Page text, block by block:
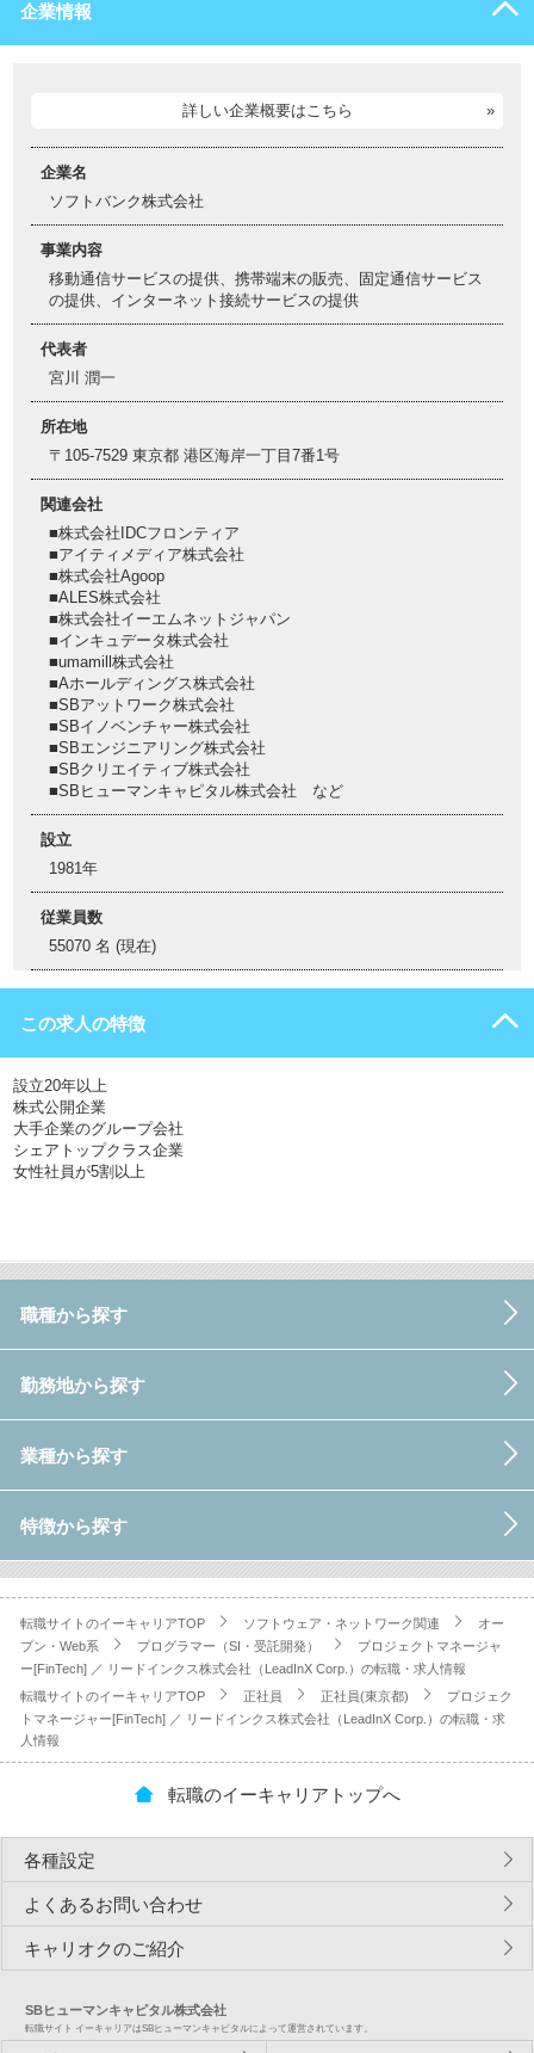
企業情報
詳しい企業概要はこちら
企業名
ソフトバンク株式会社
事業内容
移動通信サービスの提供、携帯端末の販売、固定通信サービス
の提供、インターネット接続サービスの提供
代表者
宮川 潤一
所在地
〒105-7529 東京都 港区海岸一丁目7番1号
関連会社
■株式会社IDCフロンティア
■アイティメディア株式会社
■株式会社Agoop
■ALES株式会社
■株式会社イーエムネットジャパン
■インキュデータ株式会社
■umamill株式会社
■Aホールディングス株式会社
■SBアットワーク株式会社
■SBイノベンチャー株式会社
■SBエンジニアリング株式会社
■SBクリエイティブ株式会社
■SBヒューマンキャピタル株式会社 など
設立
1981年
従業員数
55070 名 (現在)
この求人の特徴
設立20年以上
株式公開企業
大手企業のグループ会社
シェアトップクラス企業
女性社員が5割以上
職種から探す
勤務地から探す
業種から探す
特徴から探す
転職サイトのイーキャリアTOP ソフトウェア・ネットワーク関連
オー
プン・Web系
プログラマー（SI・受託開発）
プロジェクトマネージャ
ー[FinTech] ／ リードインクス株式会社（LeadInX Corp.）の転職・求人情報
転職サイトのイーキャリアTOP
正社員 正社員(東京都)
プロジェク
トマネージャー[FinTech] ／ リードインクス株式会社（LeadInX Corp.）の転職・求
人情報
転職のイーキャリアトップへ
各種設定
よくあるお問い合わせ
キャリオクのご紹介
SBヒューマンキャピタル株式会社
転職サイト イーキャリアはSBヒューマンキャピタルによって運営されています。